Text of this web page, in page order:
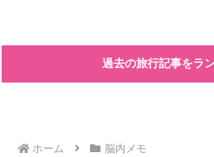
過去の旅行記事をラ
ホーム 脳内メモ